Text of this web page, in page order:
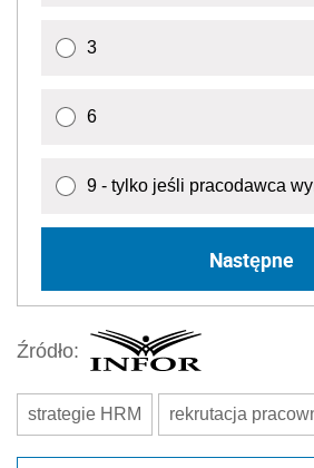
3
6
9 - tylko jeśli pracodawca
Następne
Źródło:
strategie HRM rekrutacja